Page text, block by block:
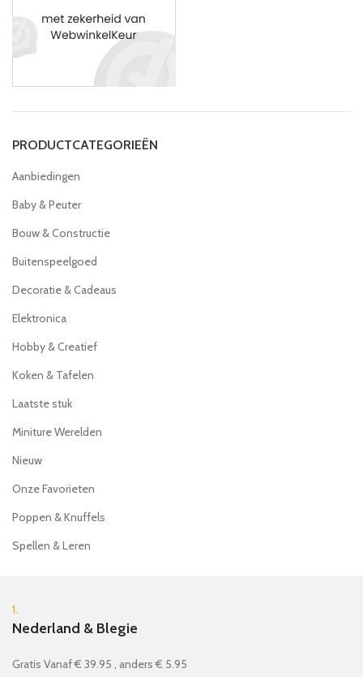
PRODUCTCATEGORIEËN
Aanbiedingen
Baby & Peuter
Bouw & Constructie
Buitenspeelgoed
Decoratie & Cadeaus
Elektronica
Hobby & Creatief
Koken & Tafelen
Laatste stuk
Miniture Werelden
Nieuw
Onze Favorieten
Poppen & Knuffels
Spellen & Leren
1.
Nederland & Blegie
Gratis Vanaf € 39.95 , anders € 5.95